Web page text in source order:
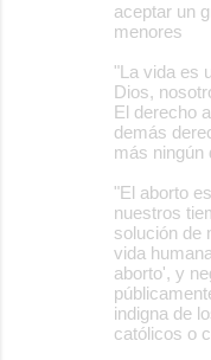
aceptar un
menores
"La vida es
Dios,
El derecho
demás
más ningún
"El aborto
nuestros
solución de
vida
aborto', y
indigna de
católicos o